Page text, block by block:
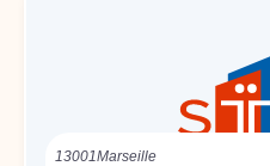
13001Marseille